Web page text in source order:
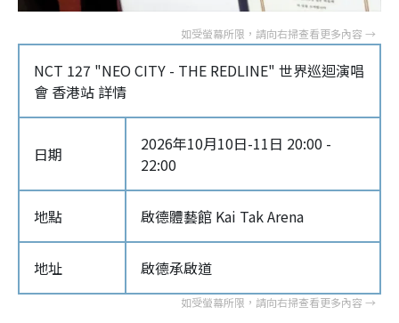
NCT 127 "NEO CITY - THE REDLINE" 世界巡迴演唱
會 香港站 詳情
日期
2026年10月10日-11日 20:00 -
22:00
地點 啟德體藝館 Kai Tak Arena
地址 啟德承啟道